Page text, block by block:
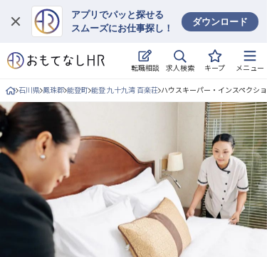
アプリでパッと探せる
スムーズにお仕事探し！
ダウンロード
転職相談 求人検索 キープ メニュー
ログイン
求人・施設を探す
キープした求人
就職・転職 合同説明会
おもてなしHRについて
ご利用の流れ
よくある質問
石川県 鳳珠郡 能登町 能登 九十九湾 百楽荘 ハウスキーパー・インスペクシ